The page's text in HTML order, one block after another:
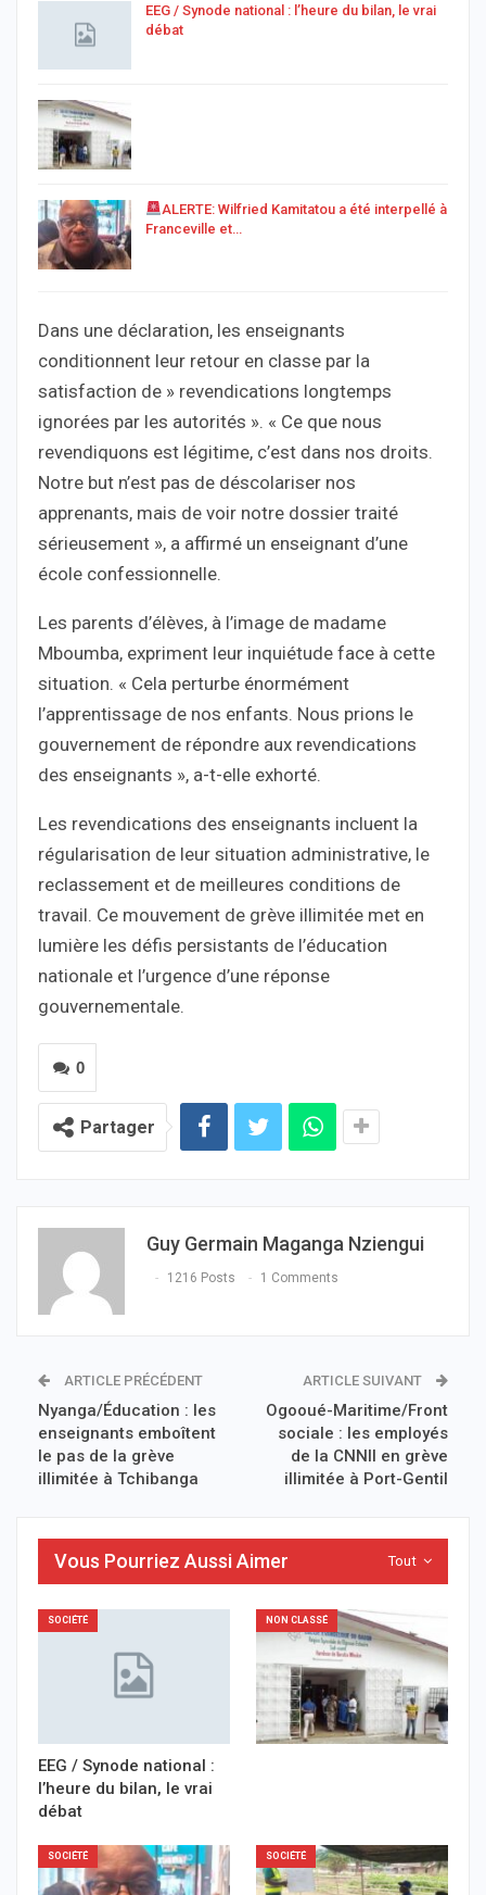
EEG / Synode national : l’heure du bilan, le vrai
débat
ALERTE: Wilfried Kamitatou a été interpellé à
Franceville et…
Dans une déclaration, les enseignants
conditionnent leur retour en classe par la
satisfaction de » revendications longtemps
ignorées par les autorités ». « Ce que nous
revendiquons est légitime, c’est dans nos droits.
Notre but n’est pas de déscolariser nos
apprenants, mais de voir notre dossier traité
sérieusement », a affirmé un enseignant d’une
école confessionnelle.
Les parents d’élèves, à l’image de madame
Mboumba, expriment leur inquiétude face à cette
situation. « Cela perturbe énormément
l’apprentissage de nos enfants. Nous prions le
gouvernement de répondre aux revendications
des enseignants », a-t-elle exhorté.
Les revendications des enseignants incluent la
régularisation de leur situation administrative, le
reclassement et de meilleures conditions de
travail. Ce mouvement de grève illimitée met en
lumière les défis persistants de l’éducation
nationale et l’urgence d’une réponse
gouvernementale.
0
Partager
Guy Germain Maganga Nziengui
1216 Posts 1 Comments
ARTICLE PRÉCÉDENT
Nyanga/Éducation : les
enseignants emboîtent
le pas de la grève
illimitée à Tchibanga
ARTICLE SUIVANT
Ogooué-Maritime/Front
sociale : les employés
de la CNNII en grève
illimitée à Port-Gentil
Tout
Vous Pourriez Aussi Aimer
SOCIÉTÉ
EEG / Synode national :
l’heure du bilan, le vrai
débat
NON CLASSÉ
SOCIÉTÉ SOCIÉTÉ